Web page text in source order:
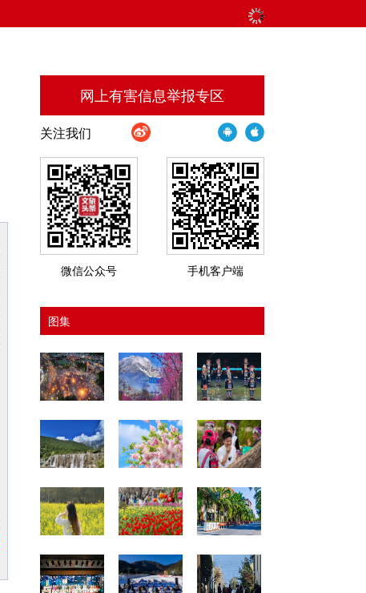
网上有害信息举报专区
关注我们
微信公众号 手机客户端
图集